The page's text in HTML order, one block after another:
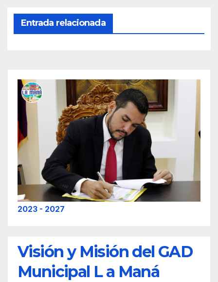
Entrada relacionada
2023 - 2027
Visión y Misión del GAD
Municipal L a Maná